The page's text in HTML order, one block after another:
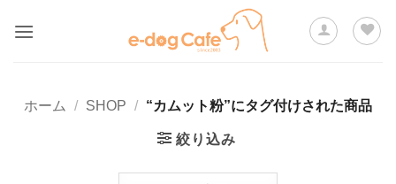
ホーム / SHOP / “カムット粉”にタグ付けされた商品
絞り込み